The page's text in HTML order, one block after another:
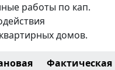
работы по кап.
домов.
Фактическая